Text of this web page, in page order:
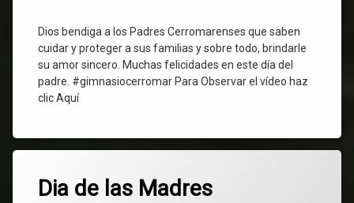
Dios bendiga a los Padres Cerromarenses que saben
cuidar y proteger a sus familias y sobre todo, brindarle
su amor sincero. Muchas felicidades en este día del
padre. #gimnasiocerromar Para Observar el vídeo haz
clic Aquí
Dia de las Madres
comentarios
en